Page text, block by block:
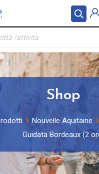
dei cookies
Shop
Nouvelle Aquitaine
Guidata Bordeaux (2